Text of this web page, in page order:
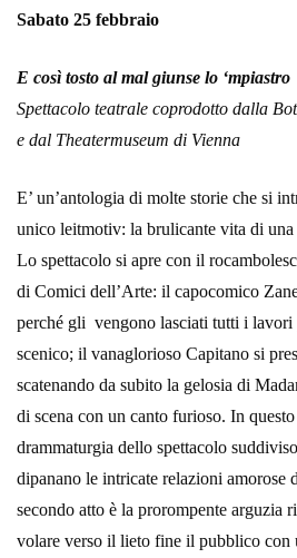
Sabato 25 febbraio
E così tosto al mal giunse lo ‘mpiastro
Spettacolo teatrale coprodotto dalla
e dal Theatermuseum di Vienna
E’ un’antologia di molte storie che si
unico leitmotiv: la brulicante vita di una
Lo spettacolo si apre con il
di Comici dell’Arte: il capocomico
perché gli vengono lasciati tutti i lavori
scenico; il vanaglorioso Capitano si
scatenando da subito la gelosia di
di scena con un canto furioso. In
drammaturgia dello spettacolo
dipanano le intricate relazioni
secondo atto è la prorompente arguzia
volare verso il lieto fine il pubblico con